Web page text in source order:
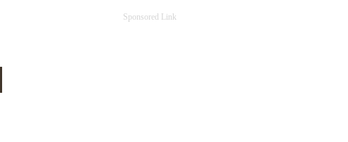
Sponsored Link